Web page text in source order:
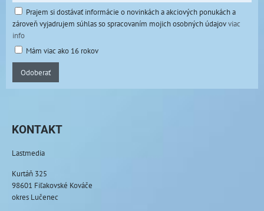
Prajem si dostávať informácie o novinkách a akciových ponukách a
zároveň vyjadrujem súhlas so spracovaním mojich osobných údajovviac
info
Mám viac ako 16 rokov
Odoberať
KONTAKT
Lastmedia
Kurtáň 325
98601 Fiľakovské Kováče
okres Lučenec